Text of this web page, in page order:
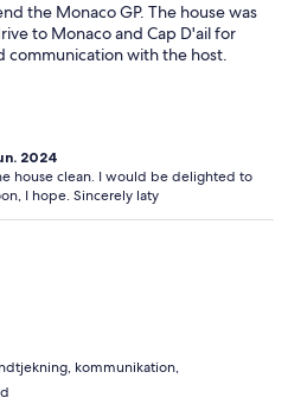
the Monaco GP. The house was
to Monaco and Cap D'ail for
communication with the host.
2024
house clean. I would be delighted to
I hope. Sincerely laty
kommunikation,